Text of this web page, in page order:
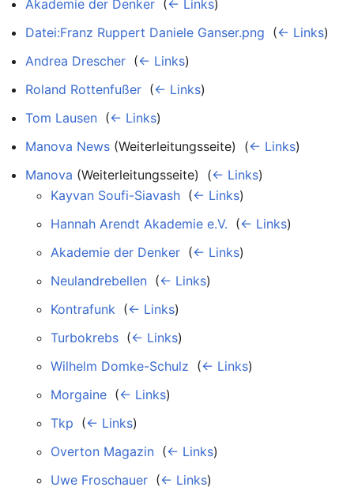
Akademie der Denker (← Links)
Datei:Franz Ruppert Daniele Ganser.png (← Links)
Andrea Drescher (← Links)
Roland Rottenfußer (← Links)
Tom Lausen (← Links)
Manova News (Weiterleitungsseite) ‎ (← Links)
Manova (Weiterleitungsseite) ‎ (← Links)
Kayvan Soufi-Siavash (← Links)
Hannah Arendt Akademie e.V. (← Links)
Akademie der Denker (← Links)
Neulandrebellen (← Links)
Kontrafunk (← Links)
Turbokrebs (← Links)
Wilhelm Domke-Schulz (← Links)
Morgaine (← Links)
Tkp (← Links)
Overton Magazin (← Links)
Uwe Froschauer (← Links)